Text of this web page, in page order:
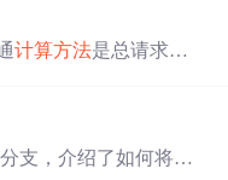
计算方法是总请求数
按业务数据
支，介绍了如何将复